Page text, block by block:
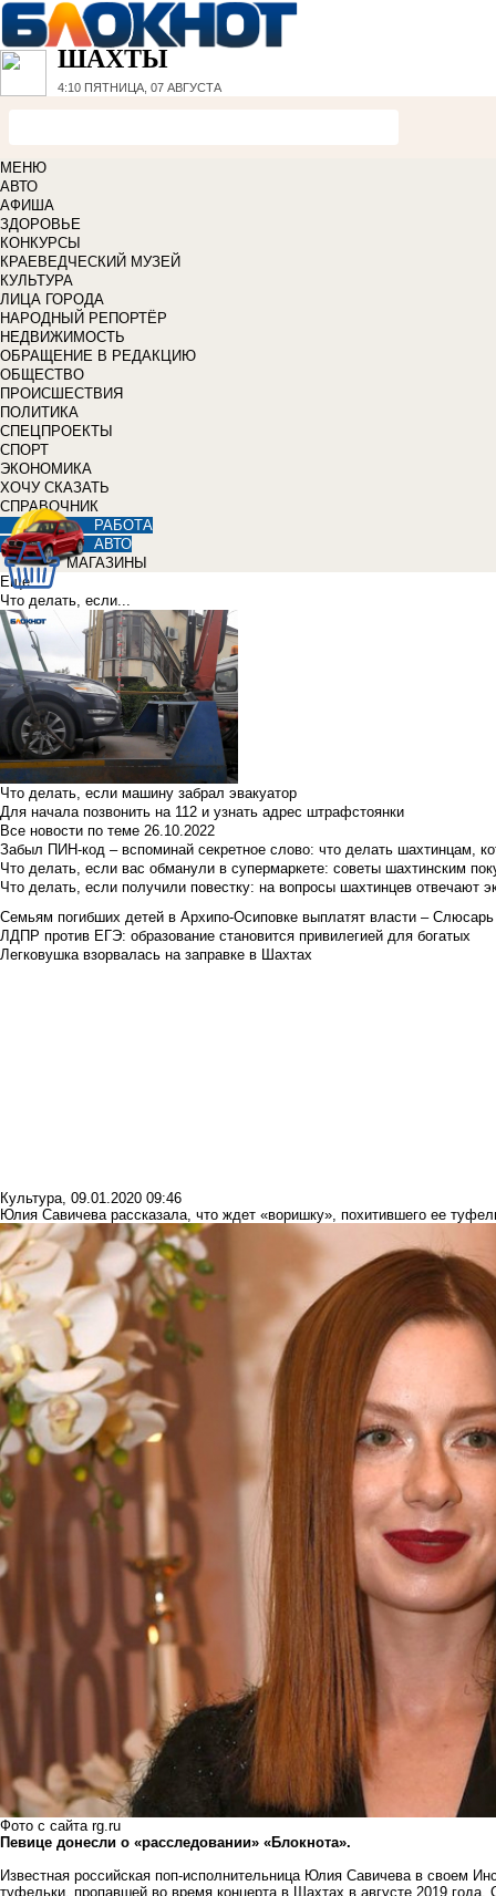
ШАХТЫ
4:10 ПЯТНИЦА, 07 АВГУСТА
МЕНЮ
АВТО
АФИША
ЗДОРОВЬЕ
КОНКУРСЫ
КРАЕВЕДЧЕСКИЙ МУЗЕЙ
КУЛЬТУРА
ЛИЦА ГОРОДА
НАРОДНЫЙ РЕПОРТЁР
НЕДВИЖИМОСТЬ
ОБРАЩЕНИЕ В РЕДАКЦИЮ
ОБЩЕСТВО
ПРОИСШЕСТВИЯ
ПОЛИТИКА
СПЕЦПРОЕКТЫ
СПОРТ
ЭКОНОМИКА
ХОЧУ СКАЗАТЬ
СПРАВОЧНИК
РАБОТА
АВТО
МАГАЗИНЫ
Еще
Что делать, если...
Что делать, если машину забрал эвакуатор
Для начала позвонить на 112 и узнать адрес штрафстоянки
Все новости по теме 26.10.2022
Забыл ПИН-код – вспоминай секретное слово: что делать шахтинцам,
Что делать, если вас обманули в супермаркете: советы шахтинским
Что делать, если получили повестку: на вопросы шахтинцев отвечают
Семьям погибших детей в Архипо-Осиповке выплатят власти – Слюсарь
ЛДПР против ЕГЭ: образование становится привилегией для богатых
Легковушка взорвалась на заправке в Шахтах
Культура, 09.01.2020 09:46
Юлия Савичева рассказала, что ждет «воришку», похитившего ее
Фото с сайта rg.ru
Певице донесли о «расследовании» «Блокнота».
Известная российская поп-исполнительница Юлия Савичева в своем
туфельки, пропавшей во время концерта в Шахтах в августе 2019 года.